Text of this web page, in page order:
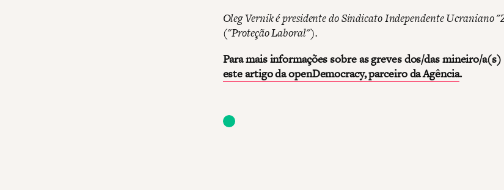
Oleg Vernik é presidente do Sindicato Independente Ucraniano
("Proteção Laboral").
Para mais informações sobre as greves dos/das mineiro/
este artigo da openDemocracy, parceiro da Agência.